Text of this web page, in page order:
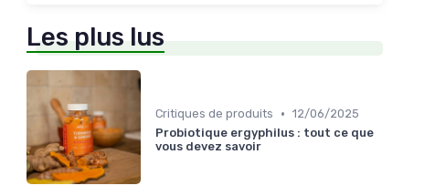
Les plus lus
Critiques de produits • 12/06/2025
Probiotique ergyphilus : tout ce que
vous devez savoir